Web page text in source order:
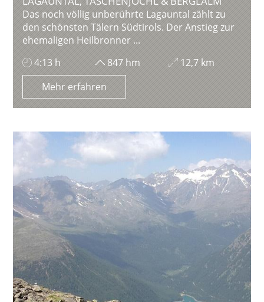
Das noch völlig unberührte Lagauntal zählt zu
den schönsten Tälern Südtirols. Der Anstieg zur
ehemaligen Heilbronner ...
4:13 h
847 hm
12,7 km
Mehr erfahren